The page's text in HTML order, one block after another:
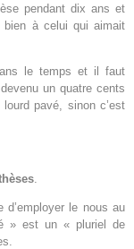
pendant dix ans et
bien à celui qui aimait
le temps et il faut
un quatre cents
pavé, sinon c’est
d’employer le nous au
» est un « pluriel de